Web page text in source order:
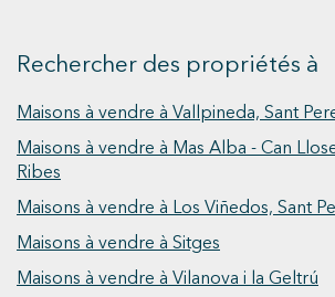
Rechercher des propriétés à
Maisons à vendre à Vallpineda, Sant
Maisons à vendre à Mas Alba - Can
Ribes
Maisons à vendre à Los Viñedos, Sant
Maisons à vendre à Sitges
Maisons à vendre à Vilanova i la Geltrú